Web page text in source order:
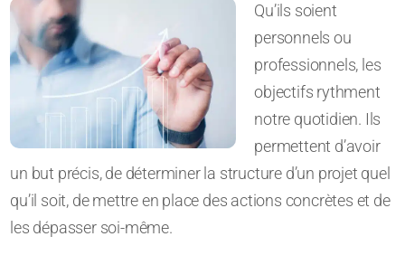
Qu’ils soient
personnels ou
professionnels, les
objectifs rythment
notre quotidien. Ils
permettent d’avoir
un but précis, de déterminer la structure d’un projet quel
qu’il soit, de mettre en place des actions concrètes et de
les dépasser soi-même.